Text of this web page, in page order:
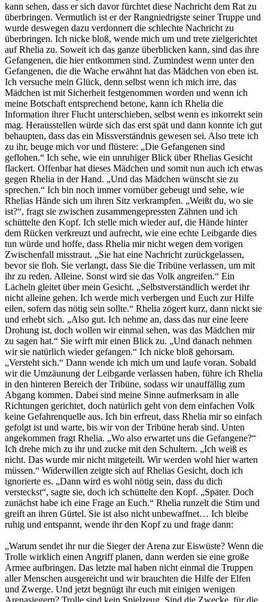
kann sehen, dass er sich davor fürchtet diese Nachricht dem Rat zu
überbringen. Vermutlich ist er der Rangniedrigste seiner Truppe und
wurde deswegen dazu verdonnert die schlechte Nachricht zu
überbringen. Ich nicke bloß, wende mich um und trete zielgerichtet
auf Rhelia zu. Soweit ich das ganze überblicken kann, sind das ihre
Gefangenen, die hier entkommen sind. Zumindest wenn unter den
Gefangenen, die die Wache erwähnt hat das Mädchen von eben ist.
Ich versuche mein Glück, denn selbst wenn ich mich irre, das
Mädchen ist mit Sicherheit festgenommen worden und wenn ich
meine Botschaft entsprechend betone, kann ich Rhelia die
Information ihrer Flucht unterschieben, selbst wenn es inkorrekt sein
mag. Herausstellen würde sich das erst spät und dann konnte ich gut
behaupten, dass das ein Missverständnis gewesen sei. Also trete ich
zu ihr, beuge mich vor und flüstere: „Die Gefangenen sind
geflohen.“ Ich sehe, wie ein unruhiger Blick über Rhelias Gesicht
flackert. Offenbar hat dieses Mädchen und somit nun auch ich etwas
gegen Rhelia in der Hand. „Und das Mädchen wünscht sie zu
sprechen.“ Ich bin noch immer vornüber gebeugt und sehe, wie
Rhelias Hände sich um ihren Sitz verkrampfen. „Weißt du, wo sie
ist?“, fragt sie zwischen zusammengepressten Zähnen und ich
schüttelte den Kopf. Ich stelle mich wieder auf, die Hände hinter
dem Rücken verkreuzt und aufrecht, wie eine echte Leibgarde dies
tun würde und hoffe, dass Rhelia mir nicht wegen dem vorigen
Zwischenfall misstraut. „Sie hat eine Nachricht zurückgelassen,
bevor sie floh. Sie verlangt, dass Sie die Tribüne verlassen, um mit
ihr zu reden. Alleine. Sonst wird sie das Volk angreifen.“ Ein
Lächeln gleitet über mein Gesicht. „Selbstverständlich werdet ihr
nicht alleine gehen. Ich werde mich verbergen und Euch zur Hilfe
eilen, sofern das nötig sein sollte.“ Rhelia zögert kurz, dann nickt sie
und erhebt sich. „Also gut. Ich nehme an, dass das nur eine leere
Drohung ist, doch wollen wir einmal sehen, was das Mädchen mir
zu sagen hat.“ Sie wirft mir einen Blick zu. „Und danach nehmen
wir sie natürlich wieder gefangen.“ Ich nicke bloß gehorsam.
„Versteht sich.“ Dann wende ich mich um und laufe voran. Sobald
wir die Umzäunung der Leibgarde verlassen haben, führe ich Rhelia
in den hinteren Bereich der Tribüne, sodass wir unauffällig zum
Abgang kommen. Dabei sind meine Sinne aufmerksam in alle
Richtungen gerichtet, doch natürlich geht von dem einfachen Volk
keine Gefahrenquelle aus. Ich bin erfreut, dass Rhelia mir so einfach
gefolgt ist und warte, bis wir von der Tribüne herab sind. Unten
angekommen fragt Rhelia. „Wo also erwartet uns die Gefangene?“
Ich drehe mich zu ihr und zucke mit den Schultern. „Ich weiß es
nicht. Das wurde mir nicht mitgeteilt. Wir werden wohl hier warten
müssen.“ Widerwillen zeigte sich auf Rhelias Gesicht, doch ich
ignorierte es. „Dann wird es wohl nötig sein, dass du dich
versteckst“, sagte sie, doch ich schüttelte den Kopf. „Später. Doch
zunächst habe ich eine Frage an Euch.“ Rhelia runzelt die Stirn und
greift an ihren Gürtel. Sie ist also nicht unbewaffnet… Ich bleibe
ruhig und entspannt, wende ihr den Kopf zu und frage dann:
„Warum sendet ihr nur die Sieger der Arena zur Eiswüste? Wenn die
Trolle wirklich einen Angriff planen, dann werden sie eine große
Armee aufbringen. Das letzte mal haben nicht einmal die Truppen
aller Menschen ausgereicht und wir brauchten die Hilfe der Elfen
und Zwerge. Und jetzt begnügt ihr euch mit einigen wenigen
Arenasiegern? Trolle sind kein Spielzeug. Sind die Zwecke, für die